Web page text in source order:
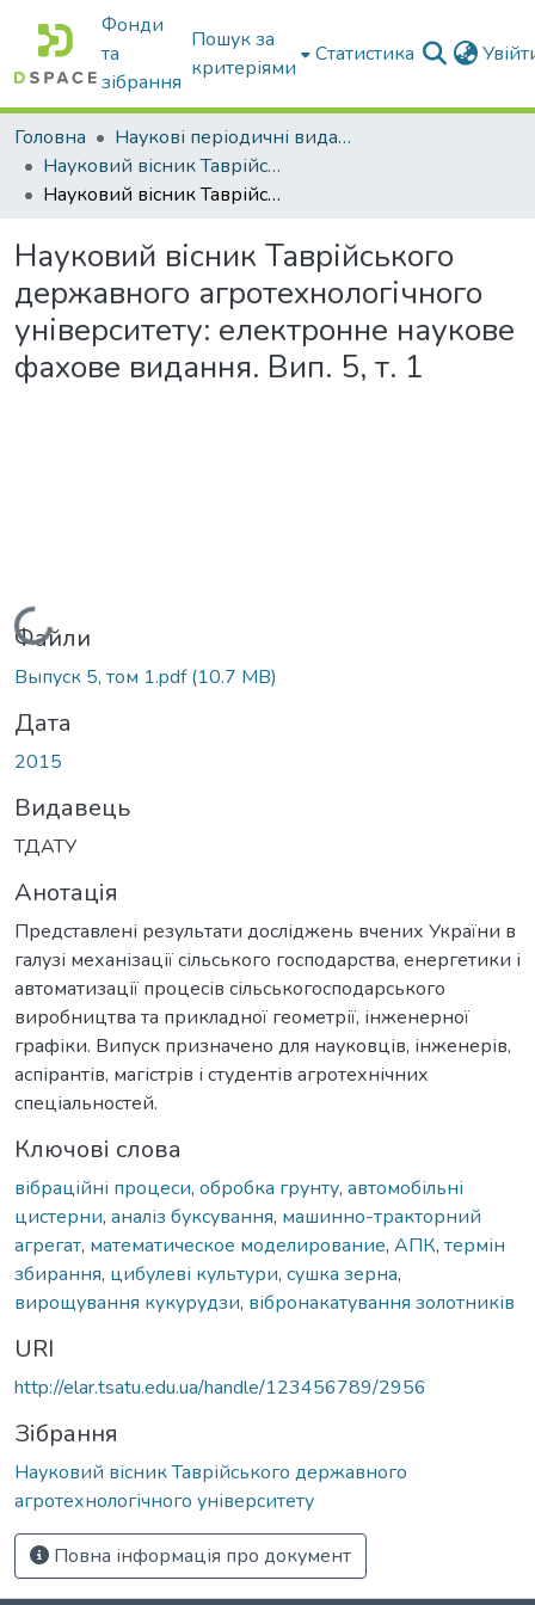
Фонди
та
зібрання
Пошук за
критеріями
Статистика
Головна
Наукові періодичні видання ТДАТУ
Науковий вісник Таврійського державного агротехнологічного університету
Науковий вісник Таврійського державного агротехнологічного університету: електронне наукове фахове видання. Вип. 5, т. 1
Науковий вісник Таврійського
державного агротехнологічного
університету: електронне наукове
фахове видання. Вип. 5, т. 1
Вантажиться...
Файли
Выпуск 5, том 1.pdf(10.7 MB)
Дата
2015
Видавець
ТДАТУ
Анотація
Представлені результати досліджень вчених України в
галузі механізації сільського господарства, енергетики і
автоматизації процесів сільськогосподарського
виробництва та прикладної геометрії, інженерної
графіки. Випуск призначено для науковців, інженерів,
аспірантів, магістрів і студентів агротехнічних
спеціальностей.
Ключові слова
вібраційні процеси, обробка грунту, автомобільні
цистерни, аналіз буксування, машинно-тракторний
агрегат, математическое моделирование, АПК, термін
збирання, цибулеві культури, сушка зерна,
вирощування кукурудзи, вібронакатування золотників
URI
http://elar.tsatu.edu.ua/handle/123456789/2956
Зібрання
Науковий вісник Таврійського державного
агротехнологічного університету
Повна інформація про документ